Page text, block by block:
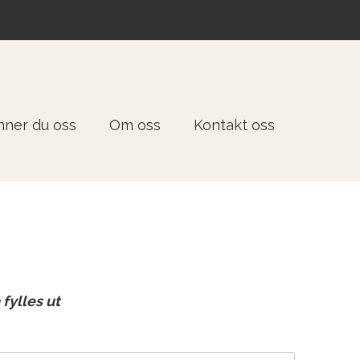
du oss Om oss Kontakt oss
fylles ut